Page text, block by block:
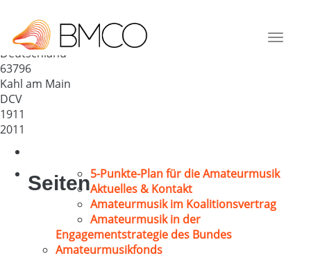
Toggle
e.V.
Deutschland
63796
Kahl am Main
DCV
1911
2011
Seiten5-Punkte-Plan für die Amateurmusik
Aktuelles & Kontakt
Amateurmusik im Koalitionsvertrag
Amateurmusik in der
Engagementstrategie des Bundes
Amateurmusikfonds